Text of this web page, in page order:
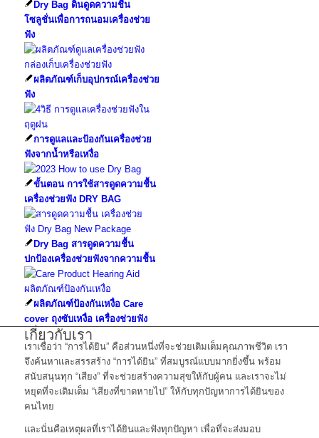
Dry Bag ดินดูดความชื้น
โซลูชั่นเพื่อการถนอมเครื่องช่วย
ฟัง
ผลิตภัณฑ์เก็บอุปกรณ์เครื่องช่วย
ฟัง
การดูแลและป้องกันเครื่องช่วย
ฟังจากน้ำหรือเหงื่อ
ขั้นตอน การใช้สารดูดความชื้น
เครื่องช่วยฟัง DRY BAG
Dry Bag สารดูดความชื้น
ปกป้องเครื่องช่วยฟังจากความชื้น
ผลิตภัณฑ์ป้องกันเหงื่อ Care
cover ถุงซับเหงื่อ เครื่องช่วยฟัง
เกี่ยวกับเรา
เราเชื่อว่า “การได้ยิน” คือส่วนหนึ่งที่จะช่วยเติมเต็มคุณภาพชีวิต เรา
จึงค้นหาและสรรสร้าง “การได้ยิน” ที่สมบูรณ์แบบมากยิ่งขึ้น พร้อม
สนับสนุนทุก “เสียง” ที่จะช่วยสร้างความสุขให้กับผู้คน และเราจะไม่
หยุดที่จะเติมเต็ม “เสียงที่ขาดหายไป” ให้กับทุกปัญหาการได้ยินของ
คนไทย
และนั่นคือเหตุผลที่เราได้ยินและฟังทุกปัญหา เพื่อที่จะส่งมอบ